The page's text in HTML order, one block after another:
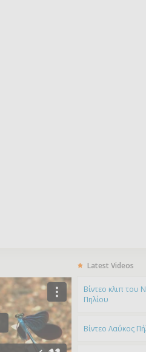
Latest Videos
Bίντεο κλιπ του
Πηλίου
Βίντεο Λαύκος